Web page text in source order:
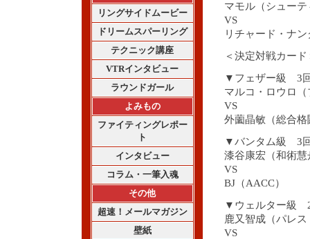
リングサイドムービー
ドリームスパーリング
テクニック講座
VTRインタビュー
ラウンドガール
よみもの
ファイティングレポー
ト
インタビュー
コラム・一筆入魂
その他
超速！メールマガジン
壁紙
マモル（シュー
VS
リチャード・ナ
＜決定対戦カード
▼フェザー級 3
マルコ・ロウロ
VS
外薗晶敏（総合
▼バンタム級 3
漆谷康宏（和術慧
VS
BJ（AACC）
▼ウェルター級
鹿又智成（パレ
VS